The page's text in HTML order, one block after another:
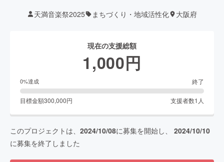
天満音楽祭2025 まちづくり・地域活性化 大阪府
現在の支援総額
1,000円
0%達成 終了
目標金額300,000円 支援者数1 人
このプロジェクトは、 2024/10/08に募集を開始し、 2024/10/10
に募集を終了しました